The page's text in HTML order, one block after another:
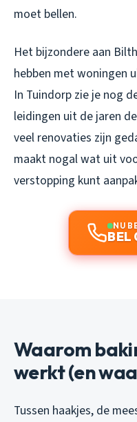
moet bellen.
Het bijzondere aan
hebben met woningen
In Tuindorp zie je nog
leidingen uit de jaren
veel renovaties zijn
maakt nogal wat uit
verstopping kunt
NU
BEL
Waarom
werkt (en
Tussen haakjes, de